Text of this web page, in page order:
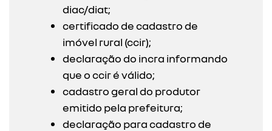
diac/diat;
certificado de cadastro de
imóvel rural (ccir);
declaração do incra informando
que o ccir é válido;
cadastro geral do produtor
emitido pela prefeitura;
declaração para cadastro de